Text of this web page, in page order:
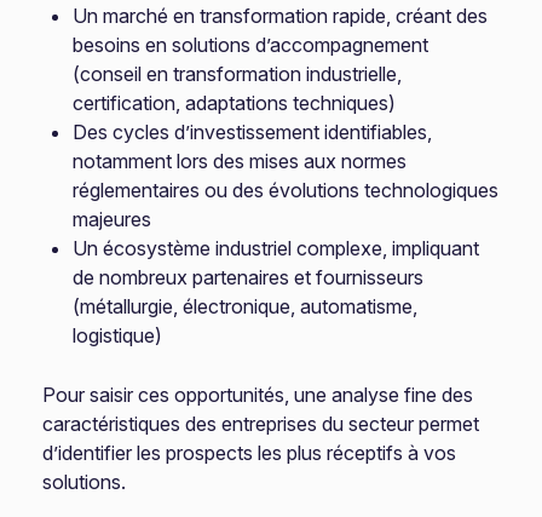
Un marché en transformation rapide, créant des
besoins en solutions d’accompagnement
(conseil en transformation industrielle,
certification, adaptations techniques)
Des cycles d’investissement identifiables,
notamment lors des mises aux normes
réglementaires ou des évolutions technologiques
majeures
Un écosystème industriel complexe, impliquant
de nombreux partenaires et fournisseurs
(métallurgie, électronique, automatisme,
logistique)
Pour saisir ces opportunités, une analyse fine des
caractéristiques des entreprises du secteur permet
d’identifier les prospects les plus réceptifs à vos
solutions.